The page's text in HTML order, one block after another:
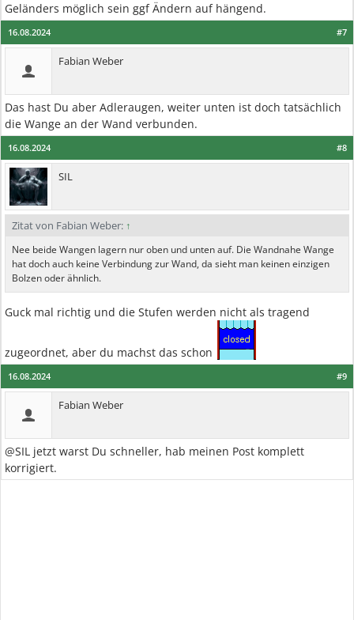
Geländers möglich sein ggf Ändern auf hängend.
#7
16.08.2024
Fabian Weber
Das hast Du aber Adleraugen, weiter unten ist doch tatsächlich
die Wange an der Wand verbunden.
#8
16.08.2024
SIL
Zitat von Fabian Weber: ↑
Nee beide Wangen lagern nur oben und unten auf. Die Wandnahe Wange
hat doch auch keine Verbindung zur Wand, da sieht man keinen einzigen
Bolzen oder ähnlich.
Guck mal richtig und die Stufen werden nicht als tragend
zugeordnet, aber du machst das schon
#9
16.08.2024
Fabian Weber
@SIL jetzt warst Du schneller, hab meinen Post komplett
korrigiert.